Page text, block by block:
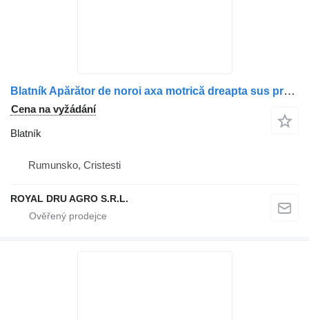
Blatník Apărător de noroi axa motrică dreapta sus pro nákladní auta Mercedes-Benz 9745220702 / A9745220702 / 9745221101 / A9745221101 / 9745220501 / A9745220501
Cena na vyžádání
Blatník
Rumunsko, Cristesti
ROYAL DRU AGRO S.R.L.